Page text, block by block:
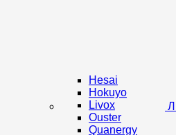
Hesai
Hokuyo
Livox
Ouster
Quanergy